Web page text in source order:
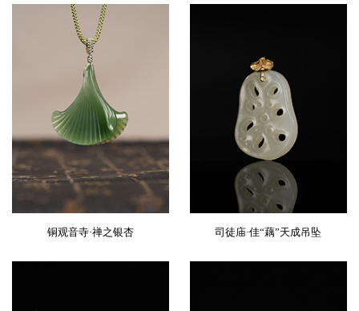
铜观音寺·禅之银杏 司徒庙·佳“藕”天成吊坠